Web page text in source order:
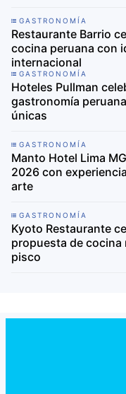
GASTRONOMÍA
Restaurante Barrio
cocina peruana con
internacional
GASTRONOMÍA
Hoteles Pullman
gastronomía
únicas
GASTRONOMÍA
Manto Hotel Lima
2026 con
arte
GASTRONOMÍA
Kyoto Restaurante
propuesta de cocina
pisco